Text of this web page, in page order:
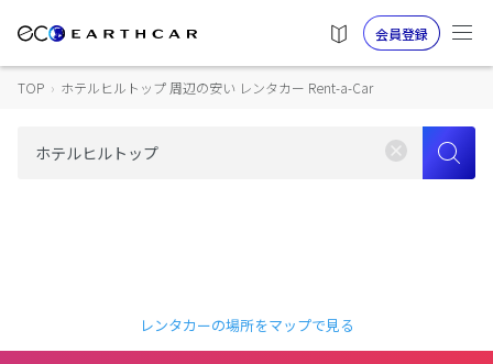
会員登録
TOP › ホテルヒルトップ 周辺の安い レンタカー Rent-a-Car
レンタカーの場所をマップで見る